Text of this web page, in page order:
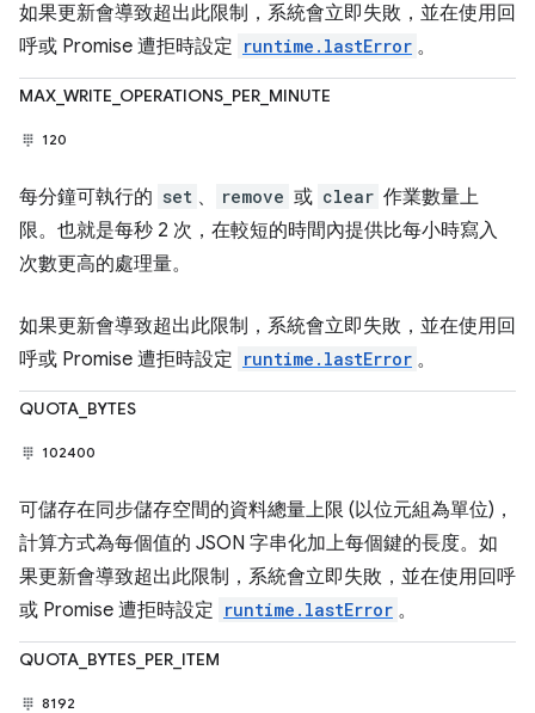
如果更新會導致超出此限制，系統會立即失敗，並在使用回
呼或 Promise 遭拒時設定 runtime.lastError 。
MAX_WRITE_OPERATIONS_PER_MINUTE
120
每分鐘可執行的 set 、 remove 或 clear 作業數量上
限。也就是每秒 2 次，在較短的時間內提供比每小時寫入
次數更高的處理量。
如果更新會導致超出此限制，系統會立即失敗，並在使用回
呼或 Promise 遭拒時設定 runtime.lastError 。
QUOTA_BYTES
102400
可儲存在同步儲存空間的資料總量上限 (以位元組為單位)，
計算方式為每個值的 JSON 字串化加上每個鍵的長度。如
果更新會導致超出此限制，系統會立即失敗，並在使用回呼
或 Promise 遭拒時設定 runtime.lastError 。
QUOTA_BYTES_PER_ITEM
8192